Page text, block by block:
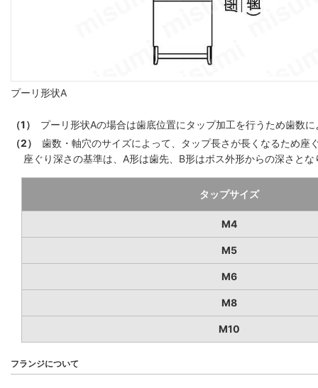
プーリ形状A
（1）
プーリ形状Aの場合は歯底位置にタップ加工を行うため歯数
（2）
歯数・軸穴のサイズによって、タップ長さが長くなるため
座ぐり深さの基準は、A形は歯先、B形はボス外形からの深さとな
タップサイズ
M4
M5
M6
M8
M10
フランジについて